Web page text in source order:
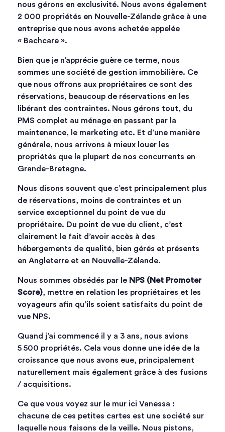
nous gérons en exclusivité. Nous avons également
2 000 propriétés en Nouvelle-Zélande grâce à une
entreprise que nous avons achetée appelée
« Bachcare ».
Bien que je n’apprécie guère ce terme, nous
sommes une société de gestion immobilière. Ce
que nous offrons aux propriétaires ce sont des
réservations, beaucoup de réservations en les
libérant des contraintes. Nous gérons tout, du
PMS complet au ménage en passant par la
maintenance, le marketing etc. Et d’une manière
générale, nous arrivons à mieux louer les
propriétés que la plupart de nos concurrents en
Grande-Bretagne.
Nous disons souvent que c’est principalement plus
de réservations, moins de contraintes et un
service exceptionnel du point de vue du
propriétaire. Du point de vue du client, c’est
clairement le fait d’avoir accès à des
hébergements de qualité, bien gérés et présents
en Angleterre et en Nouvelle-Zélande.
Nous sommes obsédés par le NPS (Net Promoter
Score), mettre en relation les propriétaires et les
voyageurs afin qu’ils soient satisfaits du point de
vue NPS.
Quand j’ai commencé il y a 3 ans, nous avions
5 500 propriétés. Cela vous donne une idée de la
croissance que nous avons eue, principalement
naturellement mais également grâce à des fusions
/ acquisitions.
Ce que vous voyez sur le mur ici Vanessa :
chacune de ces petites cartes est une société sur
laquelle nous faisons de la veille. Nous pistons,